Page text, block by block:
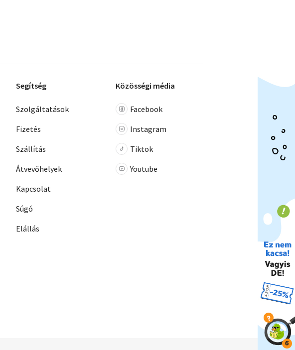
Segítség
Szolgáltatások
Fizetés
Szállítás
Átvevőhelyek
Kapcsolat
Súgó
Elállás
Közösségi média
Facebook
Instagram
Tiktok
Youtube